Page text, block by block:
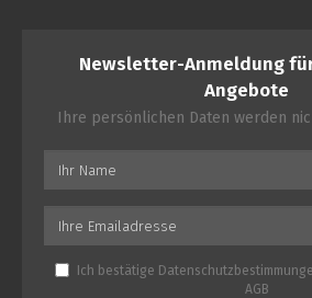
Newsletter-Anmeldung
Angebote
Ihre persönlichen Daten werden
Ich bestätige
AGB